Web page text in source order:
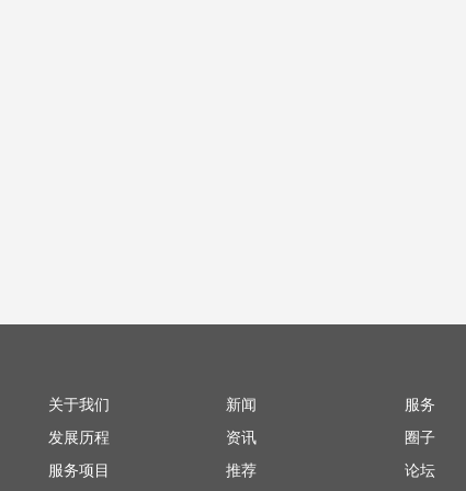
关于我们
发展历程
服务项目
新闻
资讯
推荐
服务
圈子
论坛